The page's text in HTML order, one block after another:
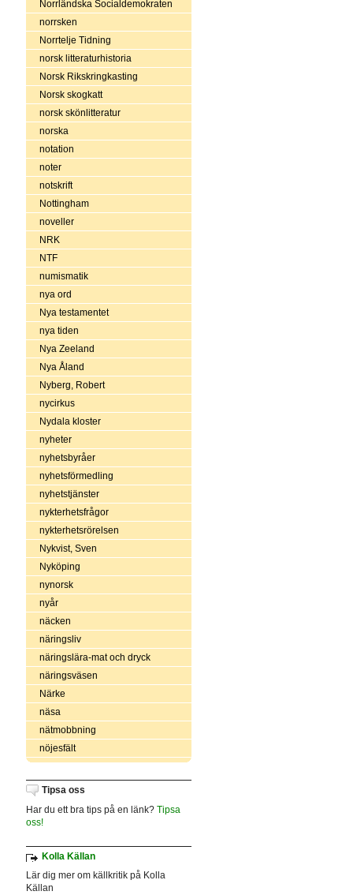
Norrländska Socialdemokraten
norrsken
Norrtelje Tidning
norsk litteraturhistoria
Norsk Rikskringkasting
Norsk skogkatt
norsk skönlitteratur
norska
notation
noter
notskrift
Nottingham
noveller
NRK
NTF
numismatik
nya ord
Nya testamentet
nya tiden
Nya Zeeland
Nya Åland
Nyberg, Robert
nycirkus
Nydala kloster
nyheter
nyhetsbyråer
nyhetsförmedling
nyhetstjänster
nykterhetsfrågor
nykterhetsrörelsen
Nykvist, Sven
Nyköping
nynorsk
nyår
näcken
näringsliv
näringslära-mat och dryck
näringsväsen
Närke
näsa
nätmobbning
nöjesfält
Tipsa oss
Har du ett bra tips på en länk? Tipsa
oss!
Kolla Källan
Lär dig mer om källkritik på Kolla
Källan